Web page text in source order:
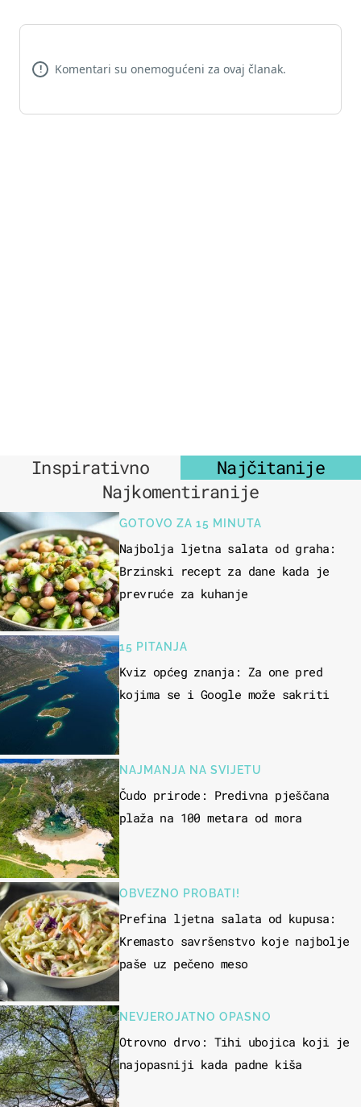
! Komentari su onemogućeni za ovaj članak.
Inspirativno
Najčitanije
Najkomentiranije
GOTOVO ZA 15 MINUTA
Najbolja ljetna salata od graha:
Brzinski recept za dane kada je
prevruće za kuhanje
15 PITANJA
Kviz općeg znanja: Za one pred
kojima se i Google može sakriti
NAJMANJA NA SVIJETU
Čudo prirode: Predivna pješčana
plaža na 100 metara od mora
OBVEZNO PROBATI!
Prefina ljetna salata od kupusa:
Kremasto savršenstvo koje najbolje
paše uz pečeno meso
NEVJEROJATNO OPASNO
Otrovno drvo: Tihi ubojica koji je
najopasniji kada padne kiša